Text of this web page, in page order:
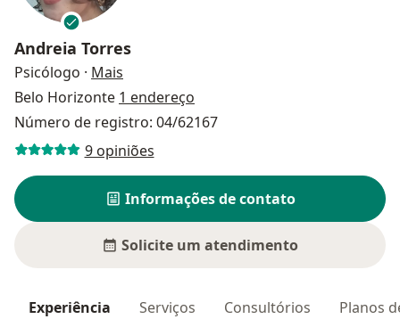
Andreia Torres
Psicólogo · Mais
Belo Horizonte 1 endereço
Número de registro: 04/62167
9 opiniões
Informações de contato
Solicite um atendimento
Experiência Serviços Consultórios Planos